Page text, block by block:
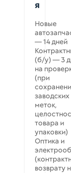
я
Новые
— 14 дней
(б/у) — 3
на
(при
заводских
меток,
товара и
упаковки)
Оптика и
возврату